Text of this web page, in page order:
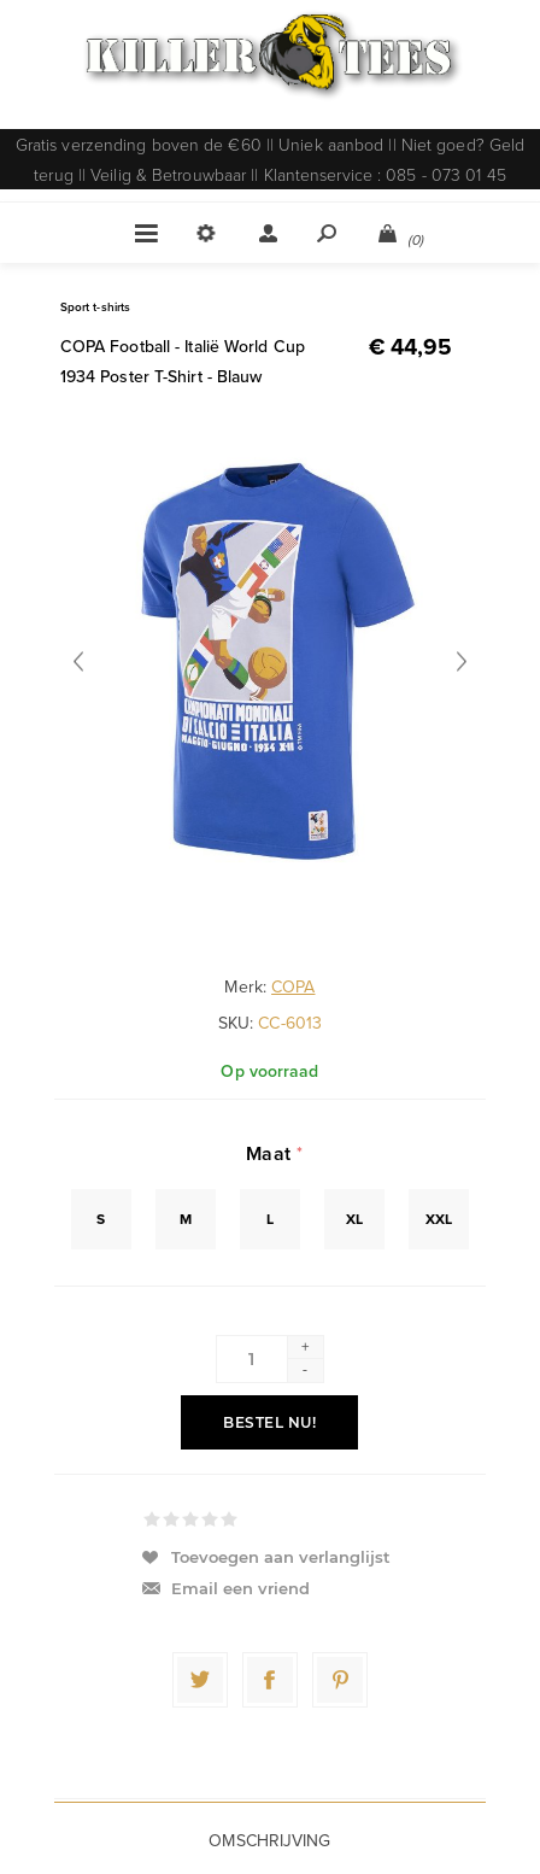
Gratis verzending boven de €60 || Uniek aanbod || Niet goed? Geld
terug || Veilig & Betrouwbaar || Klantenservice : 085 - 073 01 45
(0)
Sport t-shirts
COPA Football - Italië World Cup
1934 Poster T-Shirt - Blauw
€ 44,95
Merk:COPA
SKU: CC-6013
Op voorraad
Maat*
S M L XL XXL
+
-
BESTEL NU!
Toevoegen aan verlanglijst
Email een vriend
OMSCHRIJVING